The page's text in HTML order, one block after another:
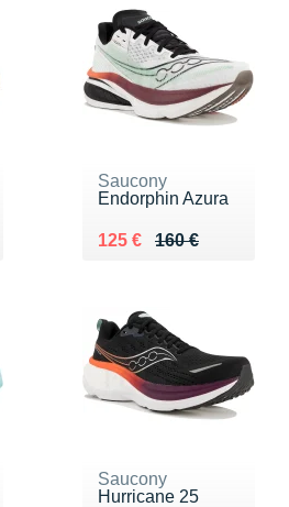
Saucony
Endorphin Azura
160 €
Au lieu de 160 €
125 €
Vendu 125 €
Saucony
Hurricane 25